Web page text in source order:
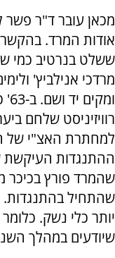
מכאן עובר ד"ר פשר
אודות המרד. בהקשר
ששלט בנרטיב כמי
מרדכי אנילביץ'
רוויזיניסט שלחם
למחתרת האצ"י של
ההתנגדות העיקשת
שהמרד פורץ בכיכר
שהתחיל בהתנגדות.
יותר כלי נשק.
שיודעים במהלך